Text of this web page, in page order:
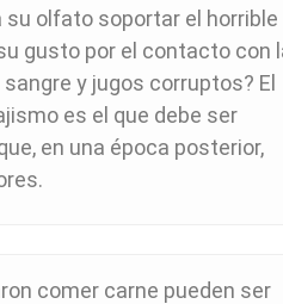
olfato soportar el horrible
gusto por el contacto con
y jugos corruptos? El
es el que debe ser
en una época posterior,
comer carne pueden ser